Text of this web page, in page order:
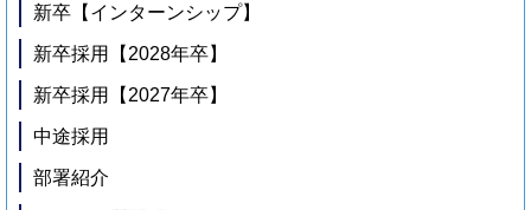
新卒【インターンシップ】
新卒採用【2028年卒】
新卒採用【2027年卒】
中途採用
部署紹介